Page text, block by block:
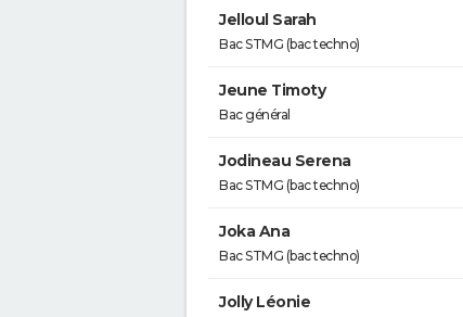
Jelloul Sarah
Bac STMG (bac techno)
Jeune Timoty
Bac général
Jodineau Serena
Bac STMG (bac techno)
Joka Ana
Bac STMG (bac techno)
Jolly Léonie